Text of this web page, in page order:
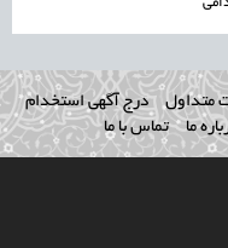
متداول
درج آگهی استخدام
ما تماس با ما